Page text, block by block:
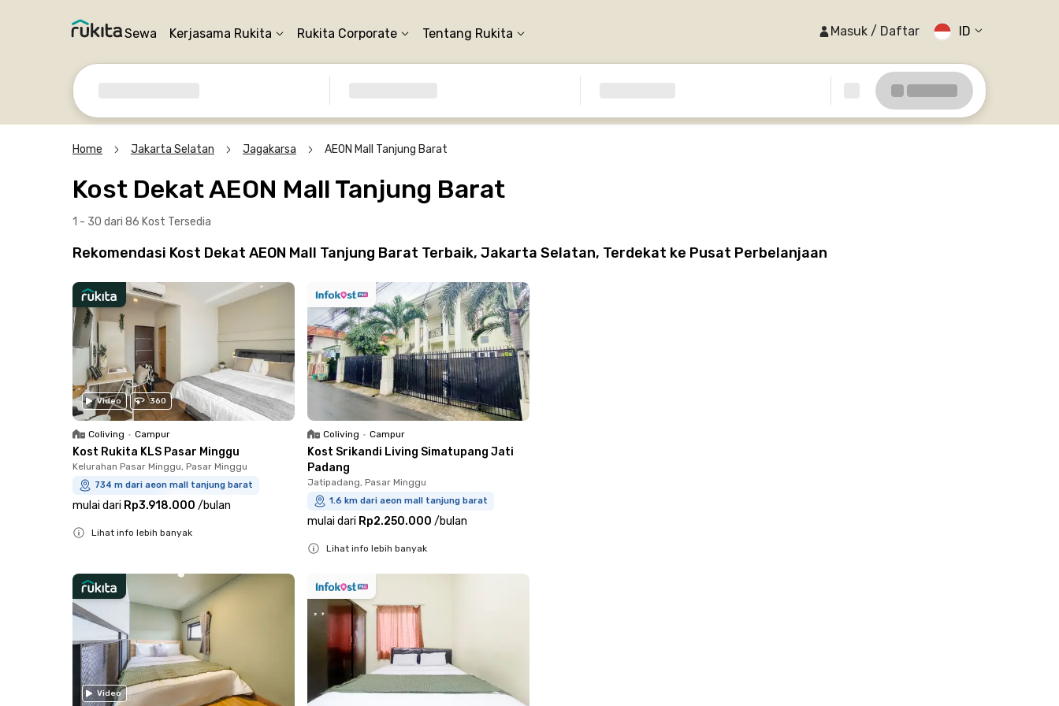
Sewa Kerjasama Rukita Rukita Corporate Tentang Rukita Masuk / Daftar ID
Home Jakarta Selatan Jagakarsa AEON Mall Tanjung Barat
Kost Dekat AEON Mall Tanjung Barat
1 - 30 dari 86 Kost Tersedia
Rekomendasi Kost Dekat AEON Mall Tanjung Barat Terbaik, Jakarta Selatan, Terdekat ke Pusat Perbelanjaan
Video 360
Coliving • Campur
Kost Rukita KLS Pasar Minggu
Kelurahan Pasar Minggu, Pasar Minggu
734 m dari aeon mall tanjung barat
mulai dari Rp3.918.000 /bulan
Lihat info lebih banyak
Coliving • Campur
Kost Srikandi Living Simatupang Jati
Padang
Jatipadang, Pasar Minggu
1.6 km dari aeon mall tanjung barat
mulai dari Rp2.250.000 /bulan
Lihat info lebih banyak
Video